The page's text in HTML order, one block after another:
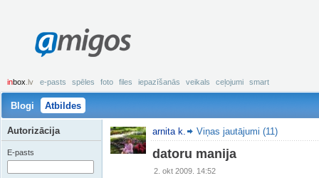
amigos
inbox .lv e-pasts spēles foto files iepazīšanās veikals ceļojumi smart
Blogi Atbildes
arnita k. Viņas jautājumi (11)
datoru manija
2. okt 2009. 14:52
Autorizācija
E-pasts